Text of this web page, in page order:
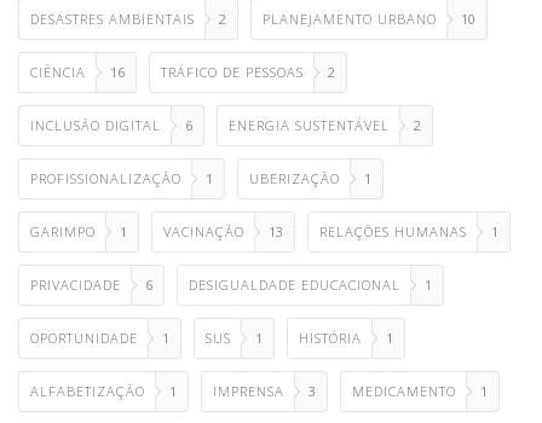
DESASTRES AMBIENTAIS 2 PLANEJAMENTO URBANO 10
CIÊNCIA 16 TRÁFICO DE PESSOAS 2
INCLUSÃO DIGITAL 6 ENERGIA SUSTENTÁVEL 2
PROFISSIONALIZAÇÃO 1 UBERIZAÇÃO 1
GARIMPO 1 VACINAÇÃO 13 RELAÇÕES HUMANAS 1
PRIVACIDADE 6 DESIGUALDADE EDUCACIONAL 1
OPORTUNIDADE 1 SUS 1 HISTÓRIA 1
ALFABETIZAÇÃO 1 IMPRENSA 3 MEDICAMENTO 1